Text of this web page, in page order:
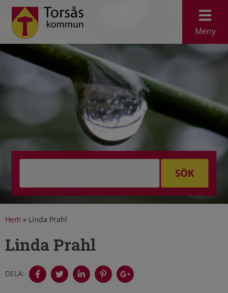
Meny
SÖK
Hem » Linda Prahl
Linda Prahl
DELA: